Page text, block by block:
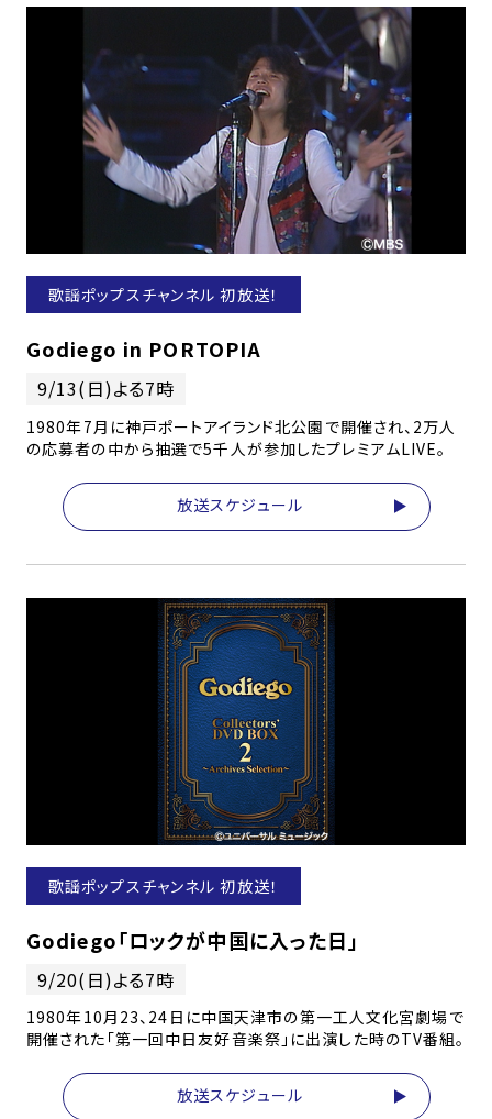
歌謡ポップスチャンネル 初放送！
Godiego in PORTOPIA
9/13(日)よる7時
1980年7月に神戸ポートアイランド北公園で開催され、2万人
の応募者の中から抽選で5千人が参加したプレミアムLIVE。
放送スケジュール
歌謡ポップスチャンネル 初放送！
Godiego「ロックが中国に入った日」
9/20(日)よる7時
1980年10月23、24日に中国天津市の第一工人文化宮劇場で
開催された「第一回中日友好音楽祭」に出演した時のTV番組。
放送スケジュール